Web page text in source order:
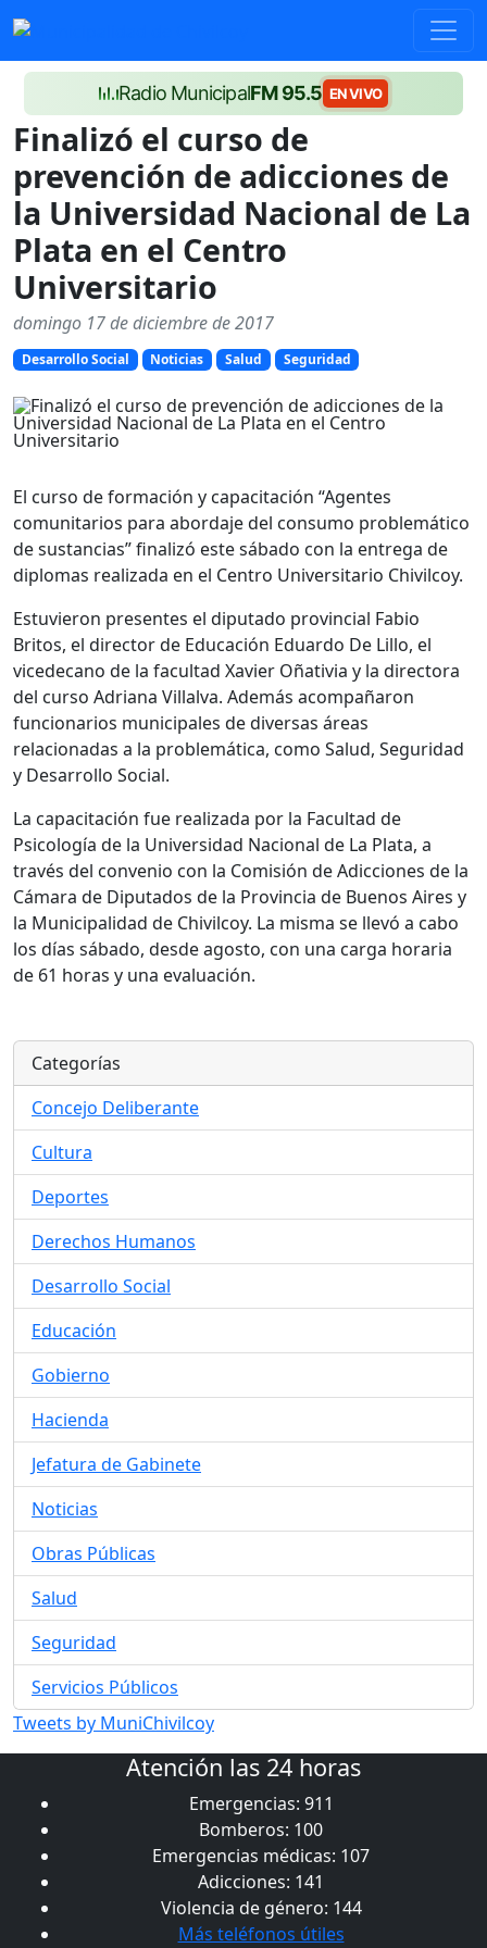
Radio MunicipalFM 95.5 EN VIVO
Finalizó el curso de
prevención de adicciones de
la Universidad Nacional de La
Plata en el Centro
Universitario
domingo 17 de diciembre de 2017
Desarrollo Social Noticias Salud Seguridad
El curso de formación y capacitación “Agentes
comunitarios para abordaje del consumo problemático
de sustancias” finalizó este sábado con la entrega de
diplomas realizada en el Centro Universitario Chivilcoy.
Estuvieron presentes el diputado provincial Fabio
Britos, el director de Educación Eduardo De Lillo, el
vicedecano de la facultad Xavier Oñativia y la directora
del curso Adriana Villalva. Además acompañaron
funcionarios municipales de diversas áreas
relacionadas a la problemática, como Salud, Seguridad
y Desarrollo Social.
La capacitación fue realizada por la Facultad de
Psicología de la Universidad Nacional de La Plata, a
través del convenio con la Comisión de Adicciones de la
Cámara de Diputados de la Provincia de Buenos Aires y
la Municipalidad de Chivilcoy. La misma se llevó a cabo
los días sábado, desde agosto, con una carga horaria
de 61 horas y una evaluación.
Categorías
Concejo Deliberante
Cultura
Deportes
Derechos Humanos
Desarrollo Social
Educación
Gobierno
Hacienda
Jefatura de Gabinete
Noticias
Obras Públicas
Salud
Seguridad
Servicios Públicos
Tweets by MuniChivilcoy
Atención las 24 horas
Emergencias: 911
Bomberos: 100
Emergencias médicas: 107
Adicciones: 141
Violencia de género: 144
Más teléfonos útiles